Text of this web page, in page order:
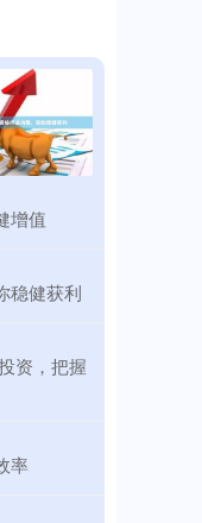
增值
稳健获利
资，把握
率